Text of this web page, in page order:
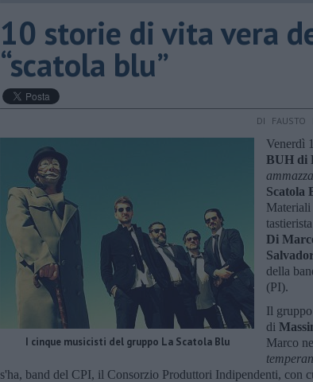
​10 storie di vita vera
“scatola blu”
DI FAUSTO
I cinque musicisti del gruppo La Scatola Blu
Venerdì
BUH di
Scatola
Materiali
tastierista
Di
della
(PI).
Il
di
Marco
s'ha, band del CPI, il Consorzio Produttori Indipendenti, con